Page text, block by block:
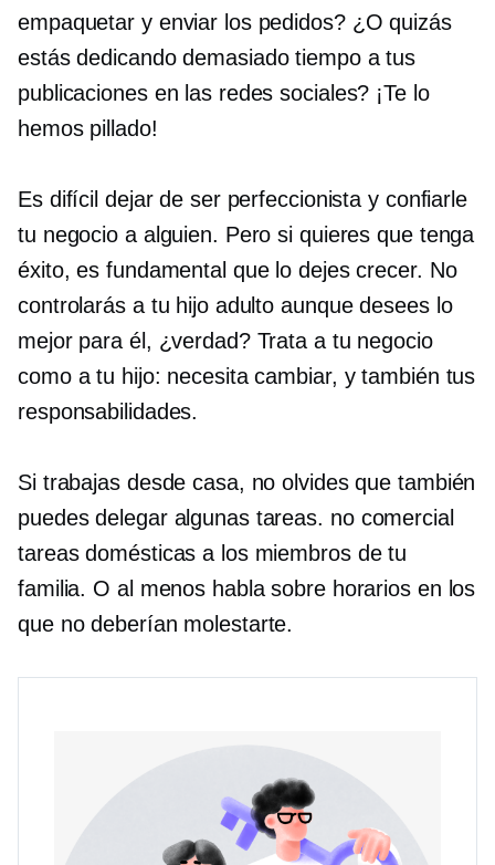
empaquetar y enviar los pedidos? ¿O quizás
estás dedicando demasiado tiempo a tus
publicaciones en las redes sociales? ¡Te lo
hemos pillado!
Es difícil dejar de ser perfeccionista y confiarle
tu negocio a alguien. Pero si quieres que tenga
éxito, es fundamental que lo dejes crecer. No
controlarás a tu hijo adulto aunque desees lo
mejor para él, ¿verdad? Trata a tu negocio
como a tu hijo: necesita cambiar, y también tus
responsabilidades.
Si trabajas desde casa, no olvides que también
puedes delegar algunas tareas. no comercial
tareas domésticas a los miembros de tu
familia. O al menos habla sobre horarios en los
que no deberían molestarte.